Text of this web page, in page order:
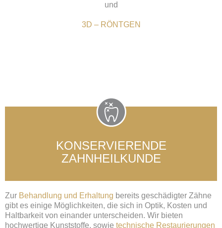
und
3D – RÖNTGEN
KONSERVIERENDE
ZAHNHEILKUNDE
Zur Behandlung und Erhaltung bereits geschädigter Zähne
gibt es einige Möglichkeiten, die sich in Optik, Kosten und
Haltbarkeit von einander unterscheiden. Wir bieten
hochwertige Kunststoffe, sowie technische Restaurierungen